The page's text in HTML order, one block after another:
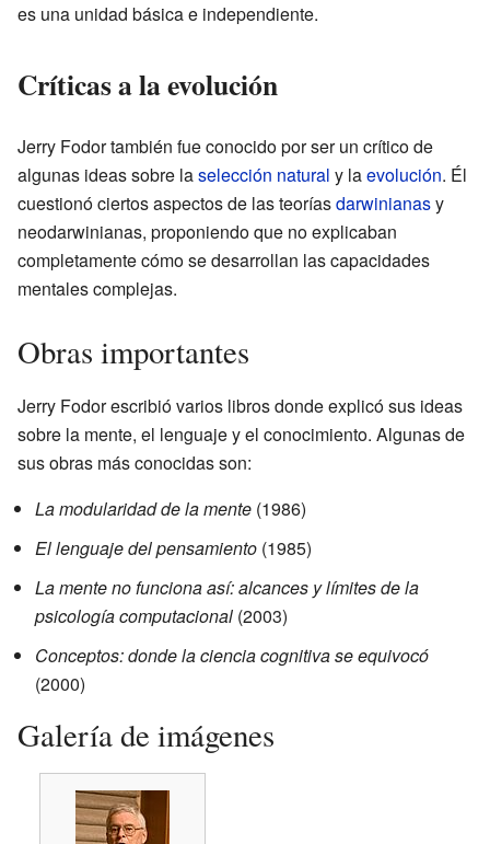
es una unidad básica e independiente.
Críticas a la evolución
Jerry Fodor también fue conocido por ser un crítico de
algunas ideas sobre laselección natural y laevolución. Él
cuestionó ciertos aspectos de las teoríasdarwinianasy
neodarwinianas, proponiendo que no explicaban
completamente cómo se desarrollan las capacidades
mentales complejas.
Obras importantes
Jerry Fodor escribió varios libros donde explicó sus ideas
sobre la mente, el lenguaje y el conocimiento. Algunas de
sus obras más conocidas son:
La modularidad de la mente (1986)
El lenguaje del pensamiento (1985)
La mente no funciona así: alcances y límites de la
psicología computacional (2003)
Conceptos: donde la ciencia cognitiva se equivocó
(2000)
Galería de imágenes